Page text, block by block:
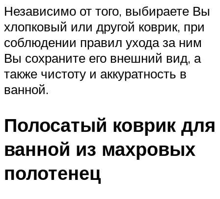
Независимо от того, выбираете Вы
хлопковый или другой коврик, при
соблюдении правил ухода за ним
Вы сохраните его внешний вид, а
также чистоту и аккуратность в
ванной.
Полосатый коврик для
ванной из махровых
полотенец